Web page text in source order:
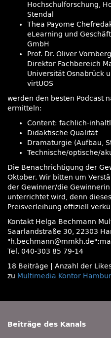
Hochschulforschung,
Stendal
Thea Payome
eLearning und
GmbH
Prof. Dr. Oliver
Direktor Fachbereich
Universität Osnabrück
virtUOS
werden den besten Podcast
ermitteln:
Content: fachlich-
Didaktische Qualität
Dramaturgie (Aufbau,
Technische/optische/
Die Benachrichtigung der
Oktober. Wir bitten um
der Gewinner/die
unterrichtet wird, denn
Preisverleihung offiziell
Kontakt Helga Bechmann
Saarlandstraße 30, 22303
h.bechmann@mmkh.de
Tel. 040-303 85 79-14
18 Beiträge
Anzahl der
zu Multimedia Kontor
Beiträge des Kanals